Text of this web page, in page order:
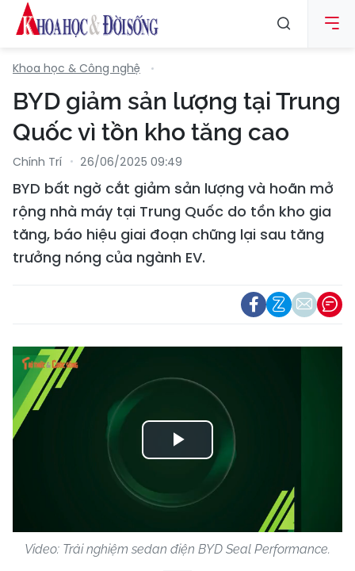
Khoa học & Công nghệ
BYD giảm sản lượng tại Trung
Quốc vì tồn kho tăng cao
Chính Trí 26/06/2025 09:49
BYD bất ngờ cắt giảm sản lượng và hoãn mở
rộng nhà máy tại Trung Quốc do tồn kho gia
tăng, báo hiệu giai đoạn chững lại sau tăng
trưởng nóng của ngành EV.
Play
Video
Video: Trải nghiệm sedan điện BYD Seal Performance.